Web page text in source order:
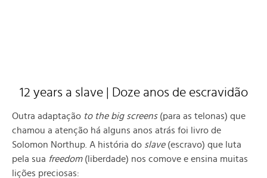
12 years a slave | Doze anos de escravidão
Outra adaptação to the big screens(para as telonas) que
chamou a atenção há alguns anos atrás foi livro de
Solomon Northup. A história do slave(escravo) que luta
pela sua freedom(liberdade) nos comove e ensina muitas
lições preciosas: